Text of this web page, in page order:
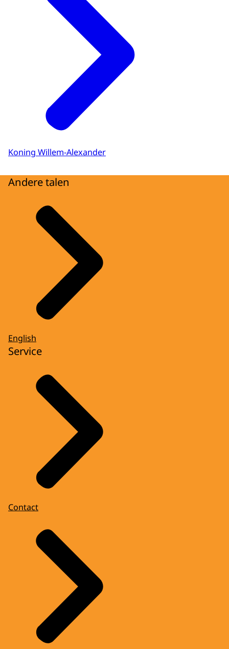
Koning Willem-Alexander
Andere talen
English
Service
Contact